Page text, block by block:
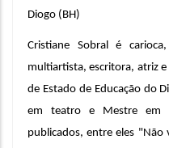
Diogo (BH)
Cristiane Sobral é
multiartista, escritora, atriz
de Estado de Educação do
em teatro e Mestre em
publicados, entre eles